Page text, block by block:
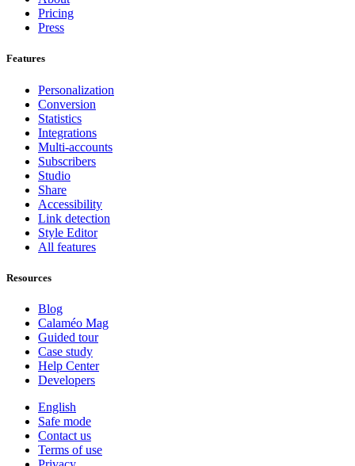
Pricing
Press
Features
Personalization
Conversion
Statistics
Integrations
Multi-accounts
Subscribers
Studio
Share
Accessibility
Link detection
Style Editor
All features
Resources
Blog
Calaméo Mag
Guided tour
Case study
Help Center
Developers
English
Safe mode
Contact us
Terms of use